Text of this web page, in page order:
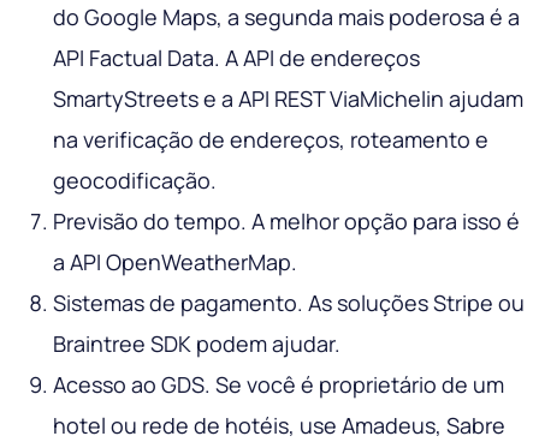
do Google Maps, a segunda mais poderosa é a
API Factual Data. A API de endereços
SmartyStreets e a API REST ViaMichelin ajudam
na verificação de endereços, roteamento e
geocodificação.
Previsão do tempo. A melhor opção para isso é
a API OpenWeatherMap.
Sistemas de pagamento. As soluções Stripe ou
Braintree SDK podem ajudar.
Acesso ao GDS. Se você é proprietário de um
hotel ou rede de hotéis, use Amadeus, Sabre